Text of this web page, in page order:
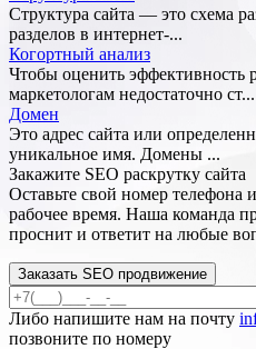
Структура сайта — это схема
разделов в интернет-...
Когортный анализ
Чтобы оценить эффективность
маркетологам недостаточно ст...
Домен
Это адрес сайта или
уникальное имя. Домены ...
Закажите SEO раскрутку сайта
Оставьте свой номер
рабочее время. Наша команда
проснит и ответит на любые
Заказать SEO продвижение
Либо напишите нам на почту
позвоните по номеру